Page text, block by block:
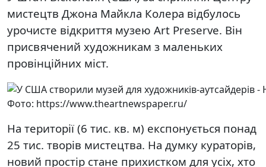
мистецтв Джона Майкла Колера відбулось
урочисте відкриття музею Art Preserve. Він
присвячений художникам з маленьких
провінційних міст.
Фото: https://www.theartnewspaper.ru/
На території (6 тис. кв. м) експонується понад
25 тис. творів мистецтва. На думку кураторів,
новий простір стане прихистком для усіх, хто